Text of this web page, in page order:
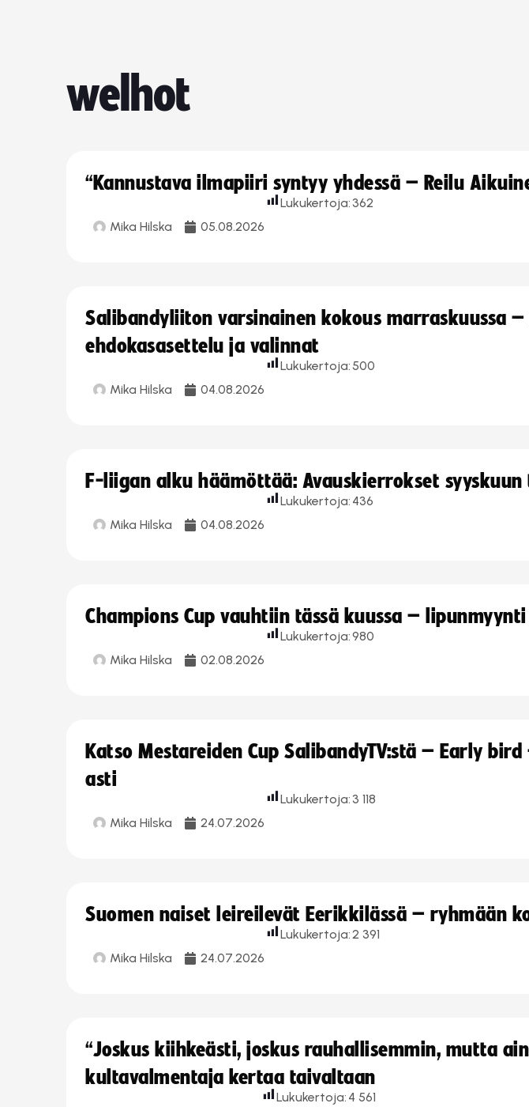
welhot
“Kannustava ilmapiiri syntyy yhdessä – Reilu
Mika Hilska 05.08.2026
Lukukertoja: 362
Salibandyliiton varsinainen kokous marraskuussa
ehdokasasettelu ja valinnat
Mika Hilska 04.08.2026
Lukukertoja: 500
F-liigan alku häämöttää: Avauskierrokset
Mika Hilska 04.08.2026
Lukukertoja: 436
Champions Cup vauhtiin tässä kuussa –
Mika Hilska 02.08.2026
Lukukertoja:980
Katso Mestareiden Cup SalibandyTV:stä – Early
asti
Mika Hilska 24.07.2026
Lukukertoja: 3 118
Suomen naiset leireilevät Eerikkilässä – ryhmään
Mika Hilska 24.07.2026
Lukukertoja:2 391
“Joskus kiihkeästi, joskus rauhallisemmin, mutta
kultavalmentaja kertaa taivaltaan
Lukukertoja: 4 561